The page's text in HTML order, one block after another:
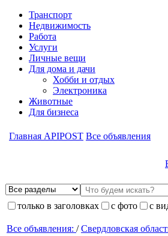
Транспорт
Недвижимость
Работа
Услуги
Личные вещи
Для дома и дачи
Хобби и отдых
Электроника
Животные
Для бизнеса
Главная APIPOST Все объявления
только в заголовках с фото с
Все объявления: /Свердловская